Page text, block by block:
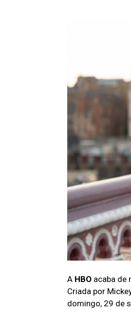
A HBO acaba de
Criada por
domingo, 29 de